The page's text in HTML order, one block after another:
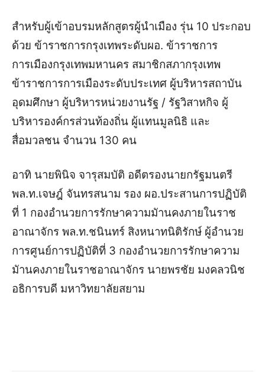
สำหรับผู้เข้าอบรมหลักสูตรผู้นำเมือง รุ่น 10 ประกอบ
ด้วย ข้าราชการกรุงเทพระดับผอ. ข้าราชการ
การเมืองกรุงเทพมหานคร สมาชิกสภากรุงเทพ
ข้าราชการการเมืองระดับประเทศ ผู้บริหารสถาบัน
อุดมศึกษา ผู้บริหารหน่วยงานรัฐ / รัฐวิสาหกิจ ผู้
บริหารองค์กรส่วนท้องถิ่น ผู้แทนมูลนิธิ และ
สื่อมวลชน จำนวน 130 คน
อาทิ นายพินิจ จารุสมบัติ อดีตรองนายกรัฐมนตรี
พล.ท.เจษฎ์ จันทรสนาม รอง ผอ.ประสานการปฏิบัติ
ที่ 1 กองอำนวยการรักษาความมัานคงภายในราช
อาณาจักร พล.ท.ชนินทร์ สิงหนาทนิติรักษ์ ผู้อำนวย
การศูนย์การปฏิบัติที่ 3 กองอำนวยการรักษาความ
มัานคงภายในราชอาณาจักร นายพรชัย มงคลวนิช
อธิการบดี มหาวิทยาลัยสยาม